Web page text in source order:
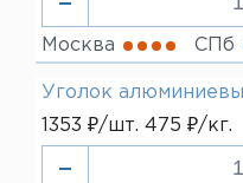
Москва СПб
Уголок
1353 ₽/шт. 475 ₽/кг.